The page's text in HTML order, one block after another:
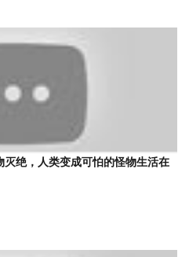
灭绝，人类变成可怕的怪物生活在